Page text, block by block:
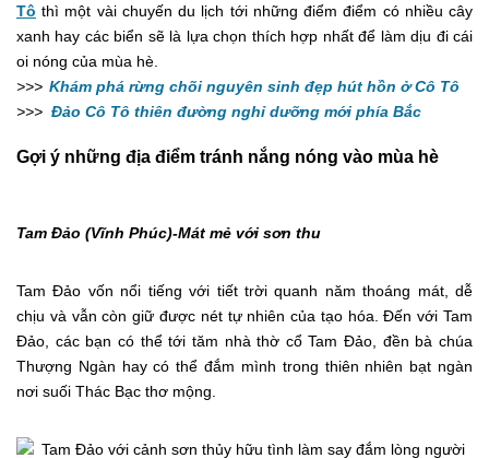
Tô thì một vài chuyến du lịch tới những điểm điểm có nhiều cây
xanh hay các biển sẽ là lựa chọn thích hợp nhất để làm dịu đi cái
oi nóng của mùa hè.
>>> Khám phá rừng chõi nguyên sinh đẹp hút hồn ở Cô Tô
>>> Đảo Cô Tô thiên đường nghỉ dưỡng mới phía Bắc
Gợi ý những địa điểm tránh nắng nóng vào mùa hè
Tam Đảo (Vĩnh Phúc)-Mát mẻ với sơn thu
Tam Đảo vốn nổi tiếng với tiết trời quanh năm thoáng mát, dễ
chịu và vẫn còn giữ được nét tự nhiên của tạo hóa. Đến với Tam
Đảo, các bạn có thể tới tăm nhà thờ cổ Tam Đảo, đền bà chúa
Thượng Ngàn hay có thể đắm mình trong thiên nhiên bạt ngàn
nơi suối Thác Bạc thơ mộng.